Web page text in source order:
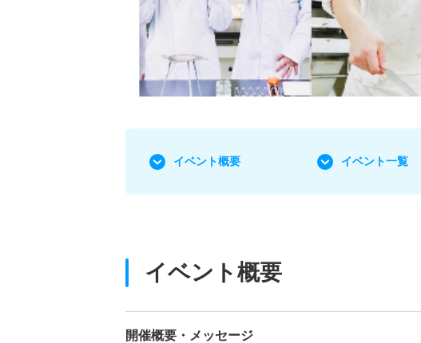
イベント概要 イベント一覧
イベント概要
開催概要・メッセージ